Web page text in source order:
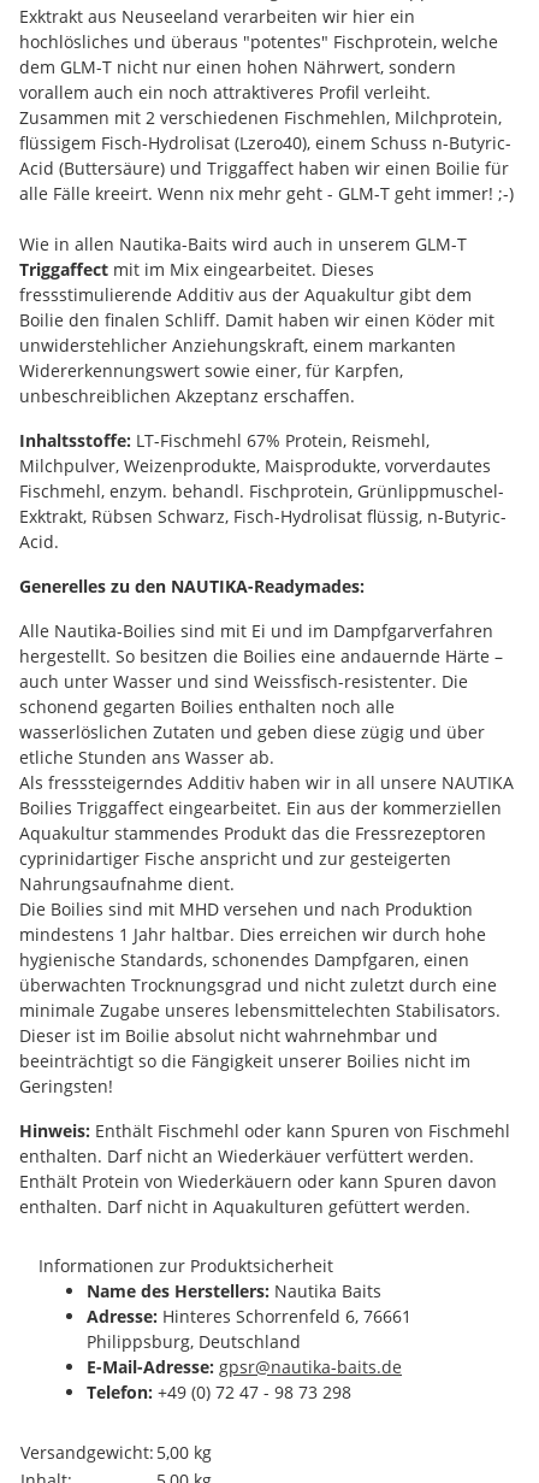
Exktrakt aus Neuseeland verarbeiten wir hier ein
hochlösliches und überaus "potentes" Fischprotein, welche
dem GLM-T nicht nur einen hohen Nährwert, sondern
vorallem auch ein noch attraktiveres Profil verleiht.
Zusammen mit 2 verschiedenen Fischmehlen, Milchprotein,
flüssigem Fisch-Hydrolisat (Lzero40), einem Schuss n-Butyric-
Acid (Buttersäure) und Triggaffect haben wir einen Boilie für
alle Fälle kreeirt. Wenn nix mehr geht - GLM-T geht immer! ;-)
Wie in allen Nautika-Baits wird auch in unserem GLM-T
Triggaffect mit im Mix eingearbeitet. Dieses
fressstimulierende Additiv aus der Aquakultur gibt dem
Boilie den finalen Schliff. Damit haben wir einen Köder mit
unwiderstehlicher Anziehungskraft, einem markanten
Widererkennungswert sowie einer, für Karpfen,
unbeschreiblichen Akzeptanz erschaffen.
Inhaltsstoffe: LT-Fischmehl 67% Protein, Reismehl,
Milchpulver, Weizenprodukte, Maisprodukte, vorverdautes
Fischmehl, enzym. behandl. Fischprotein, Grünlippmuschel-
Exktrakt, Rübsen Schwarz, Fisch-Hydrolisat flüssig, n-Butyric-
Acid.
Generelles zu den NAUTIKA-Readymades:
Alle Nautika-Boilies sind mit Ei und im Dampfgarverfahren
hergestellt. So besitzen die Boilies eine andauernde Härte –
auch unter Wasser und sind Weissfisch-resistenter. Die
schonend gegarten Boilies enthalten noch alle
wasserlöslichen Zutaten und geben diese zügig und über
etliche Stunden ans Wasser ab.
Als fresssteigerndes Additiv haben wir in all unsere NAUTIKA
Boilies Triggaffect eingearbeitet. Ein aus der kommerziellen
Aquakultur stammendes Produkt das die Fressrezeptoren
cyprinidartiger Fische anspricht und zur gesteigerten
Nahrungsaufnahme dient.
Die Boilies sind mit MHD versehen und nach Produktion
mindestens 1 Jahr haltbar. Dies erreichen wir durch hohe
hygienische Standards, schonendes Dampfgaren, einen
überwachten Trocknungsgrad und nicht zuletzt durch eine
minimale Zugabe unseres lebensmittelechten Stabilisators.
Dieser ist im Boilie absolut nicht wahrnehmbar und
beeinträchtigt so die Fängigkeit unserer Boilies nicht im
Geringsten!
Hinweis: Enthält Fischmehl oder kann Spuren von Fischmehl
enthalten. Darf nicht an Wiederkäuer verfüttert werden.
Enthält Protein von Wiederkäuern oder kann Spuren davon
enthalten. Darf nicht in Aquakulturen gefüttert werden.
Informationen zur Produktsicherheit
Name des Herstellers: Nautika Baits
Adresse: Hinteres Schorrenfeld 6, 76661
Philippsburg, Deutschland
E-Mail-Adresse: gpsr@nautika-baits.de
Telefon: +49 (0) 72 47 - 98 73 298
Produkteigenschaft
Wert
Versandgewicht: 5,00 kg